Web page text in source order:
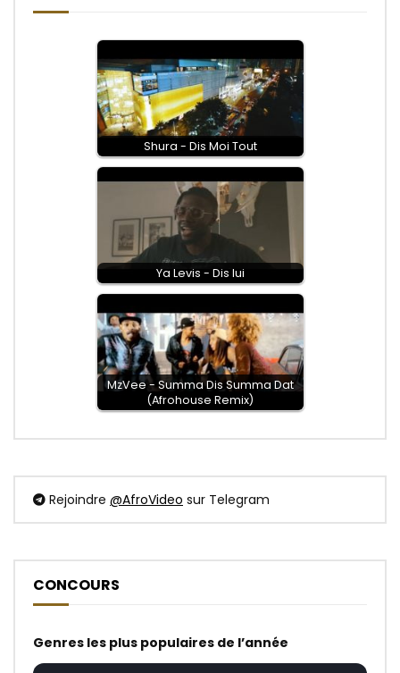
Shura - Dis Moi Tout
Ya Levis - Dis lui
MzVee - Summa Dis Summa Dat
(Afrohouse Remix)
Rejoindre @AfroVideo sur Telegram
CONCOURS
Genres les plus populaires de l’année